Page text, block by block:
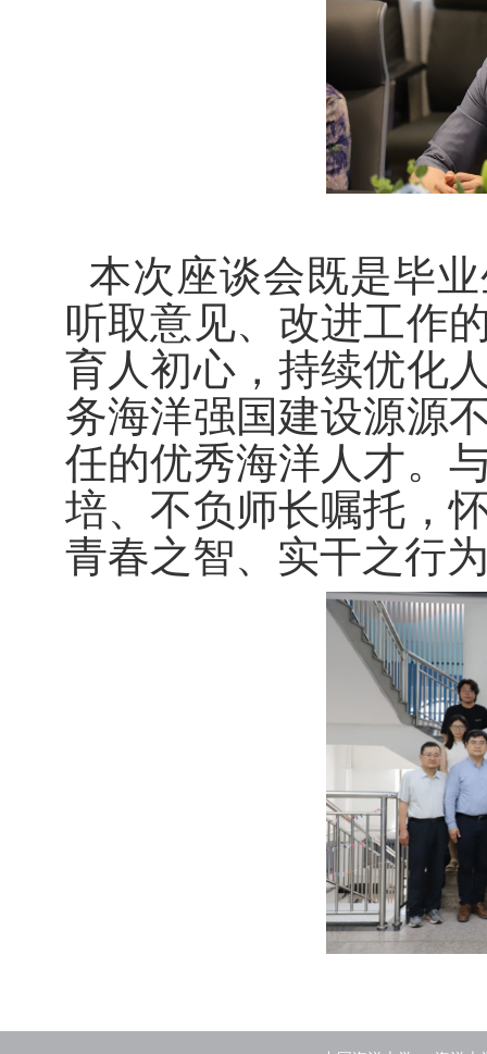
本次座谈会既是毕
听取意见、改进工作
育人初心，持续优化
务海洋强国建设源源
任的优秀海洋人才。
培、不负师长嘱托，
青春之智、实干之行